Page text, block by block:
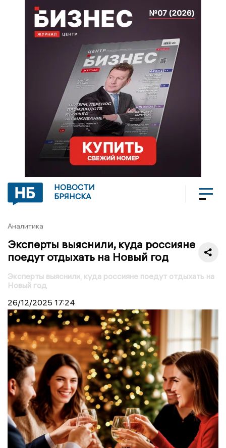
НОВОСТИ
БРЯНСКА
Аналитика
Эксперты выяснили, куда россияне
поедут отдыхать на Новый год
Эксперты выяснили, куда россияне поедут отдыхать на
Новый год
26/12/2025 17:24